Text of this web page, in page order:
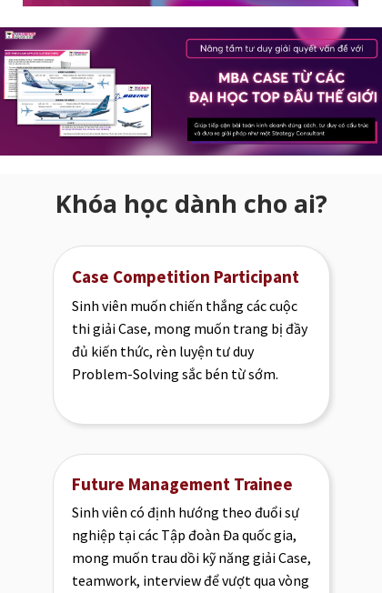
Khóa học dành cho ai?
Sinh viên muốn chiến thắng các cuộc
thi giải Case, mong muốn trang bị đầy
đủ kiến thức, rèn luyện tư duy
Problem-Solving sắc bén từ sớm.
Case Competition Participant
Sinh viên có định hướng theo đuổi sự
nghiệp tại các Tập đoàn Đa quốc gia,
mong muốn trau dồi kỹ năng giải Case,
teamwork, interview để vượt qua vòng
Future Management Trainee